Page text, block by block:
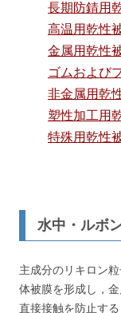
長期防錆用
高温用乾性
金属用乾性
ゴムおよび
非金属用乾
塑性加工用
特殊用乾性
水中・ルボ
主成分のリキロン
体被膜を形成し，
直接接触を防止する